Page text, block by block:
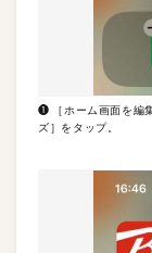
❶ ［ホーム画面を編
ズ］をタップ。